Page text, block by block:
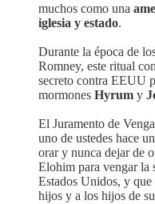
muchos como una
iglesia y estado.
Durante la época de
Romney, este ritual
secreto contra EEUU
mormones Hyrum y
El Juramento de
uno de ustedes hace
orar y nunca dejar de
Elohim para vengar la
Estados Unidos, y que
hijos y a los hijos de